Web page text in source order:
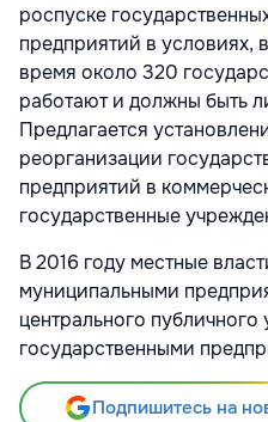
роспуске
предприятий в условиях,
время около 320
работают и должны быть
Предлагается
реорганизации
предприятий в
государственные
В 2016 году местные
муниципальными
центрального
государственными
Подпишитесь на